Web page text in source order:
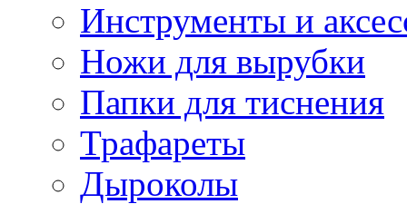
Инструменты и
Ножи для вырубки
Папки для тиснения
Трафареты
Дыроколы